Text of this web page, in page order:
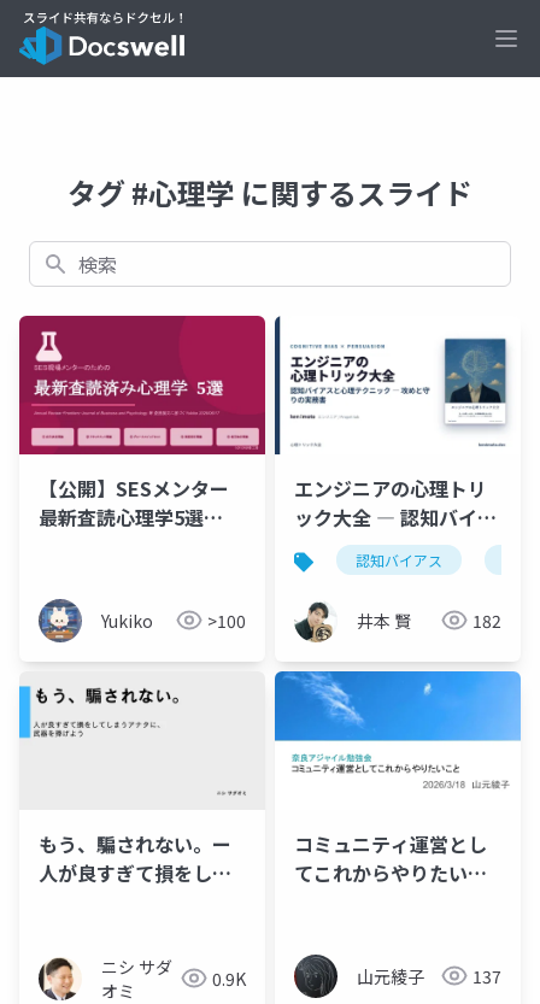
タグ #心理学 に関するスライド
検索
【公開】SESメンター
最新査読心理学5選
Yukiko >100
エンジニアの心理トリ
ック大全 ― 認知バイア
スと心理テクニック
（入門）
認知バイアス
井本 賢 182
もう、騙されない。ー
人が良すぎて損をして
ニシ サダ
オミ
0.9K
コミュニティ運営とし
てこれからやりたいこ
山元綾子 137